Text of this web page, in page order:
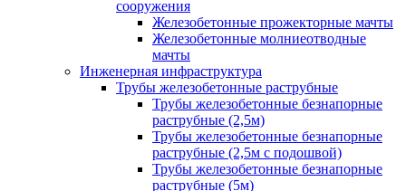
сооружения
Железобетонные прожекторные мачты
Железобетонные молниеотводные
мачты
Инженерная инфраструктура
Трубы железобетонные раструбные
Трубы железобетонные безнапорные
раструбные (2,5м)
Трубы железобетонные безнапорные
раструбные (2,5м с подошвой)
Трубы железобетонные безнапорные
раструбные (5м)